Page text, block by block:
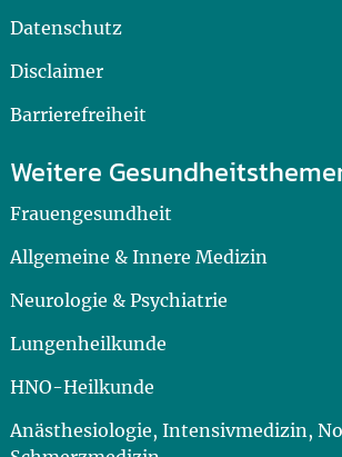
Datenschutz
Disclaimer
Barrierefreiheit
Weitere
Frauengesundheit
Allgemeine & Innere Medizin
Neurologie & Psychiatrie
Lungenheilkunde
HNO-Heilkunde
Anästhesiologie, Intensivmedizin,